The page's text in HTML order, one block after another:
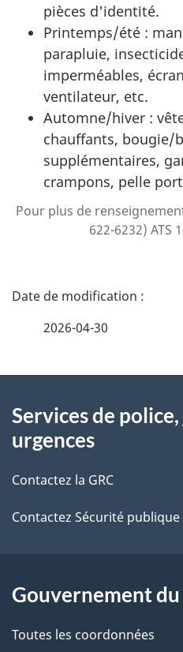
pièces d'identité.
Printemps/été :
parapluie,
imperméables,
ventilateur, etc.
Automne/hiver :
chauffants, bougie/
supplémentaires,
crampons, pelle
Pour plus de
622-6232) ATS
D
i
s
d
l
a
2026-04-30
propos
de
ce
site
Services de
urgences
Contactez la GRC
Contactez Sécurité publique
Gouvernement du
Toutes les coordonnées